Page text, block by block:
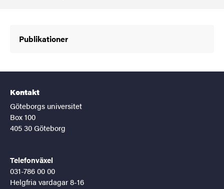
Publikationer
Kontakt
Göteborgs universitet
Box 100
405 30 Göteborg
Telefonväxel
031-786 00 00
Helgfria vardagar 8-16